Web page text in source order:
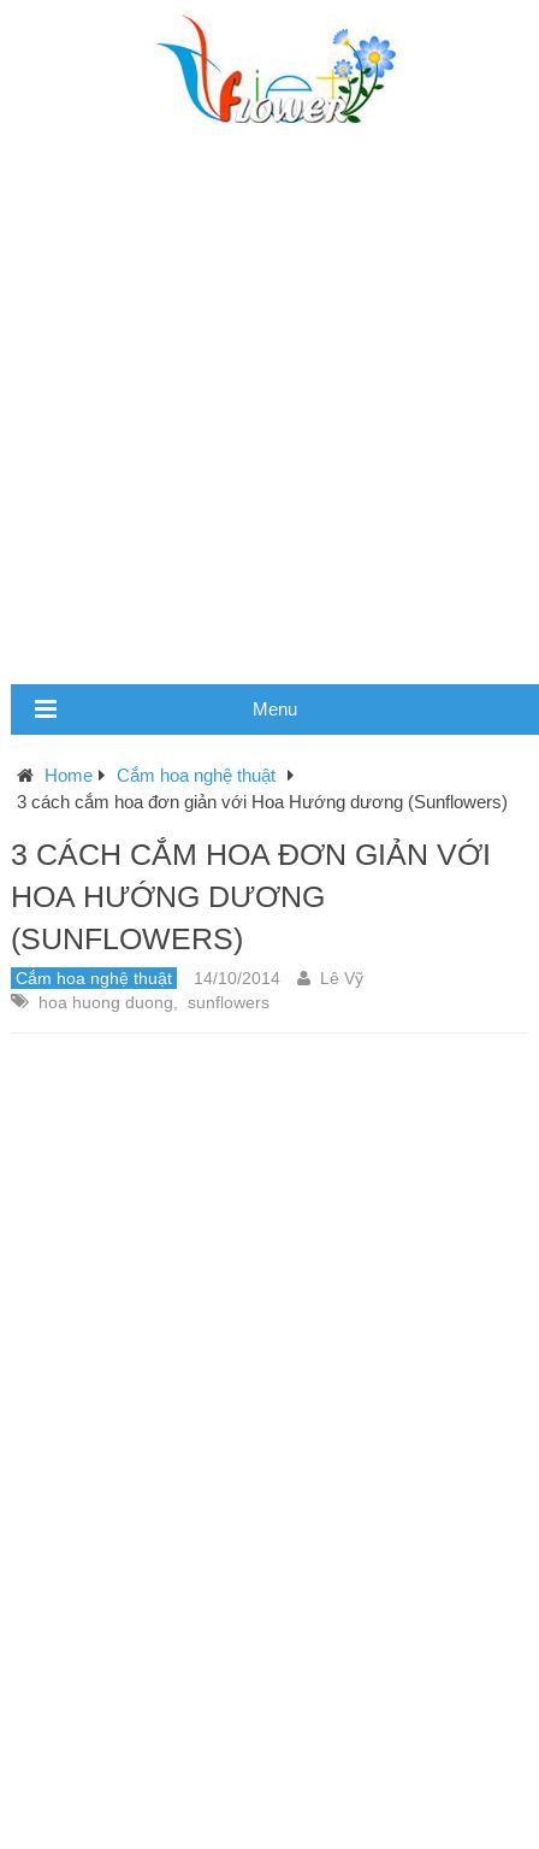
Menu
Home
Cắm hoa nghệ thuật
3 cách cắm hoa đơn giản với Hoa Hướng dương (Sunflowers)
3 CÁCH CẮM HOA ĐƠN GIẢN VỚI
HOA HƯỚNG DƯƠNG
(SUNFLOWERS)
Cắm hoa nghệ thuật 14/10/2014
Lê Vỹ
hoa huong duong
sunflowers